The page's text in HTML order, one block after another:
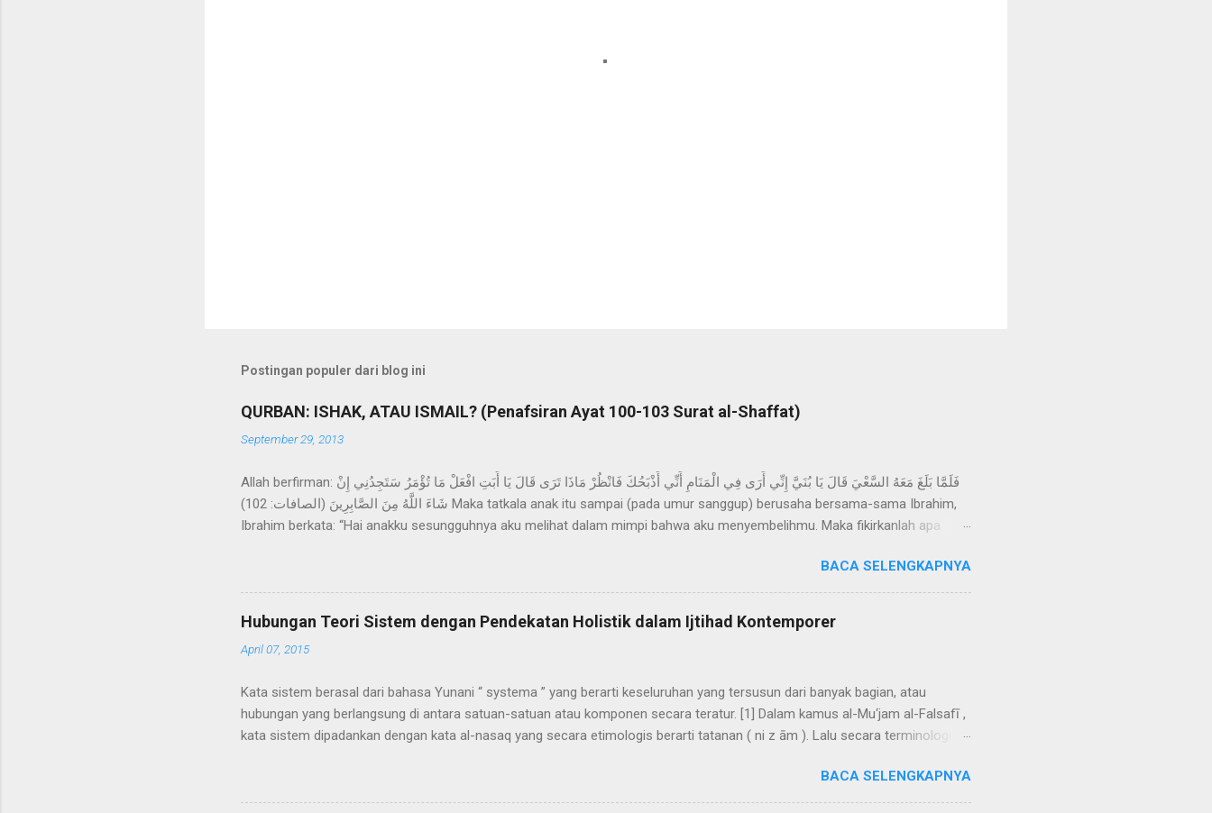
Postingan populer dari blog ini
QURBAN: ISHAK, ATAU ISMAIL? (Penafsiran Ayat 100-103 Surat al-Shaffat)
September 29, 2013
Allah berfirman: فَلَمَّا بَلَغَ مَعَهُ السَّعْيَ قَالَ يَا بُنَيَّ إِنِّي أَرَى فِي الْمَنَامِ أَنِّي أَذْبَحُكَ فَانْظُرْ مَاذَا تَرَى قَالَ يَا أَبَتِ افْعَلْ مَا تُؤْمَرُ سَتَجِدُنِي إِنْ
شَاءَ اللَّهُ مِنَ الصَّابِرِينَ (الصافات: 102) Maka tatkala anak itu sampai (pada umur sanggup) berusaha bersama-sama Ibrahim,
Ibrahim berkata: “Hai anakku sesungguhnya aku melihat dalam mimpi bahwa aku menyembelihmu. Maka fikirkanlah apa
mendapatiku termasuk orang-orang yang sabar . (Q.S. al-Shaffat [37]: 102). Dalam menafsirkan ayat ini, para ulama berbeda
pendapat tentang siapa yang disembelih. Sebagian ulama berpendirian, bahwa yang disembelih adalah Ishak, mereka
berpegang kepada riwayat yang katanya bersumber dari ulama kalangan sahabat dan tabiin. Antara lain dapat disebut
al-‘Abbas ibn ‘Abd al-Muthallib dan anaknya ‘Abdullah, berdasar riwayat secara marfu‘ yang mengatasnam...
BACA SELENGKAPNYA
Hubungan Teori Sistem dengan Pendekatan Holistik dalam Ijtihad Kontemporer
April 07, 2015
Kata sistem berasal dari bahasa Yunani “ systema ” yang berarti keseluruhan yang tersusun dari banyak bagian, atau
hubungan yang berlangsung di antara satuan-satuan atau komponen secara teratur. [1] Dalam kamus al-Mu‘jam al-Falsafī ,
kata sistem dipadankan dengan kata al-nasaq yang secara etimologis berarti tatanan ( ni z ām ). Lalu secara terminologis
Shrode dan Voich, dan Murdick dan Ross mendefinisikan sistem sebagai berikut: [3] “…sehimpunan unsur yang melakukan
sesuatu kegiatan atau menyusun skema atau tata cara melakukan sesuatu kegiatan pemrosesan untuk mencapai sesuatu
BACA SELENGKAPNYA